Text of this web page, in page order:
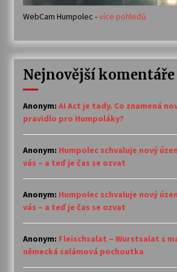
WebCam Humpolec -více pohledů
Nejnovější komentáře
Anonym: AI Act je tady. Co znamená
pravidlo pro Humpoláky?
Anonym: Humpolec schvaluje nový
vás – a teď je čas se ozvat
Anonym: Humpolec schvaluje nový
vás – a teď je čas se ozvat
Anonym: Fleischsalat – Wurstsalat s
německá salámová pochoutka